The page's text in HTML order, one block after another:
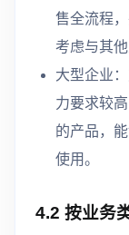
售全流程
考虑与其
大型企业
力要求较
的产品，
使用。
4.2 按业务